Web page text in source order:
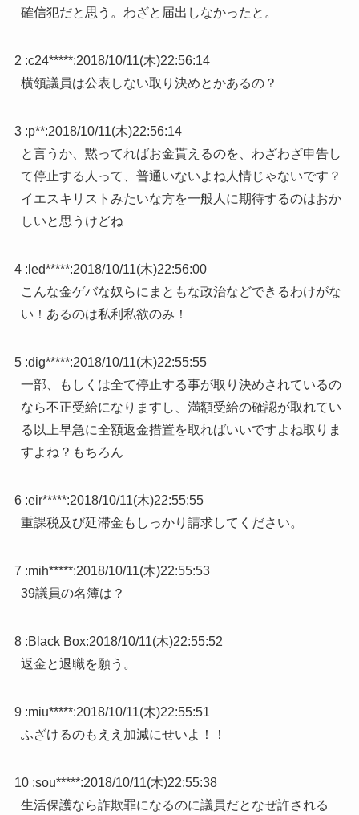
確信犯だと思う。わざと届出しなかったと。
2 :c24*****:2018/10/11(木)22:56:14
横領議員は公表しない取り決めとかあるの？
3 :p**:2018/10/11(木)22:56:14
と言うか、黙ってればお金貰えるのを、わざわざ申告し
て停止する人って、普通いないよね人情じゃないです？
イエスキリストみたいな方を一般人に期待するのはおか
しいと思うけどね
4 : led*****:2018/10/11(木)22:56:00
こんな金ゲバな奴らにまともな政治などできるわけがな
い！あるのは私利私欲のみ！
5 :dig*****:2018/10/11(木)22:55:55
一部、もしくは全て停止する事が取り決めされているの
なら不正受給になりますし、満額受給の確認が取れてい
る以上早急に全額返金措置を取ればいいですよね取りま
すよね？もちろん
6 :eir*****:2018/10/11(木)22:55:55
重課税及び延滞金もしっかり請求してください。
7 :mih*****:2018/10/11(木)22:55:53
39議員の名簿は？
8 :Black Box:2018/10/11(木)22:55:52
返金と退職を願う。
9 :miu*****:2018/10/11(木)22:55:51
ふざけるのもええ加減にせいよ！！
10 :sou*****:2018/10/11(木)22:55:38
生活保護なら詐欺罪になるのに議員だとなぜ許される